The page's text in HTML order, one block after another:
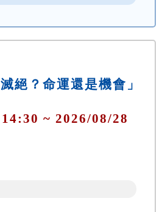
絕？命運還是機會」
~ 2026/08/28